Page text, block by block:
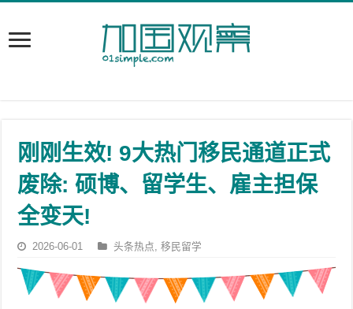
刚刚生效! 9大热门移民通道正式
废除: 硕博、留学生、雇主担保
全变天!
2026-06-01 头条热点,移民留学